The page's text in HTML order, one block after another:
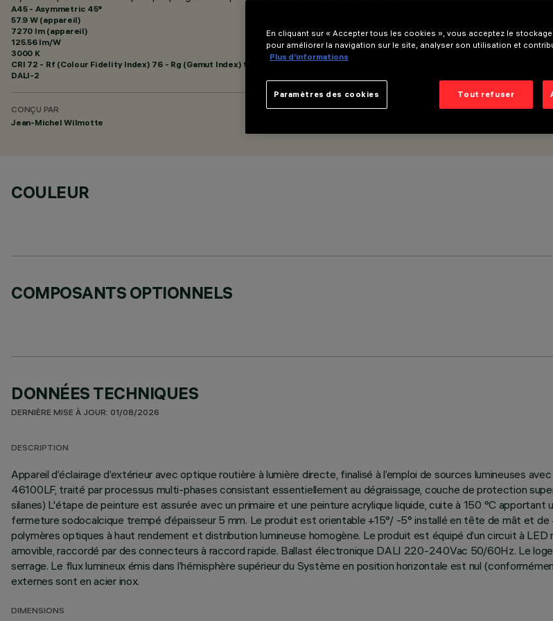
A45 - Asymmetric 45°
57.9 W (appareil)
7270 lm (appareil)
125.56 lm/W
3000 K
CRI 72 - Rf (Colour Fidelity Index) 76 - Rg (Gamut Index) 94
DALI-2
CONÇU PAR
Jean-Michel Wilmotte
COULEUR
COMPOSANTS OPTIONNELS
DONNÉES TECHNIQUES
DERNIÈRE MISE À JOUR: 01/08/2026
DESCRIPTION
Appareil d’éclairage d’extérieur avec optique routière à lumière directe, finalisé à l’emploi de sources lumineuses
46100LF, traité par processus multi-phases consistant essentiellement au dégraissage, couche de protection
silanes) L'étape de peinture est assurée avec un primaire et une peinture acrylique liquide, cuite à 150 °C
fermeture sodocalcique trempé d’épaisseur 5 mm. Le produit est orientable +15°/ -5° installé en tête de mât et
polymères optiques à haut rendement et distribution lumineuse homogène. Le produit est équipé d’un circuit à
amovible, raccordé par des connecteurs à raccord rapide. Ballast électronique DALI 220-240Vac 50/60Hz. Le
serrage. Le flux lumineux émis dans l’hémisphère supérieur du Système en position horizontale est nul
externes sont en acier inox.
DIMENSIONS
En cliquant sur « Accepter tous les cookies », vous acceptez le
pour améliorer la navigation sur le site, analyser son utilisation et
Plus d’informations
Tout refuser
Paramètres des cookies